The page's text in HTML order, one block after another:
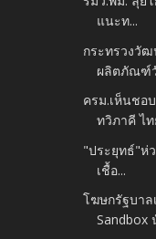
แนะท...
กระทรวงวั
ผลิตภัณฑ์
ครม.เห็นชอ
ทวิภาคี ไท
"ประยุทธ์"ห่
เชื้อ...
โฆษกรัฐบาล
Sandbox